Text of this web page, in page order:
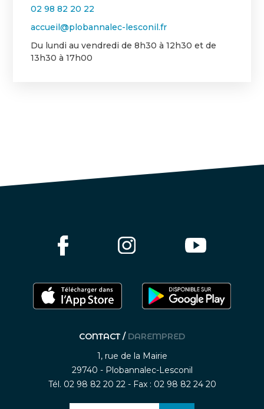
02 98 82 20 22
accueil@plobannalec-lesconil.fr
Du lundi au vendredi de 8h30 à 12h30 et de
13h30 à 17h00
CONTACT / DAREMPRED
1, rue de la Mairie
29740 - Plobannalec-Lesconil
Tél. 02 98 82 20 22 - Fax : 02 98 82 24 20